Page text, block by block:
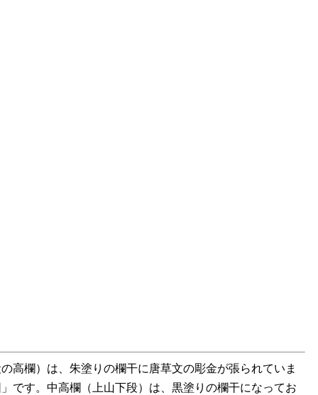
高欄）は、朱塗りの欄干に唐草文の彫金が張られていま
です。中高欄（上山下段）は、黒塗りの欄干になってお